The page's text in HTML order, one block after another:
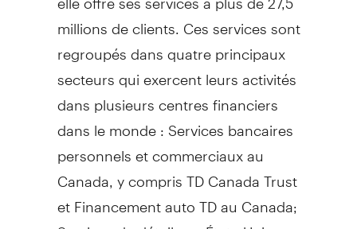
millions de clients. Ces services sont
regroupés dans quatre principaux
secteurs qui exercent leurs activités
dans plusieurs centres financiers
dans le monde : Services bancaires
personnels et commerciaux au
Canada , y compris TD Canada Trust
et Financement auto TD au Canada;